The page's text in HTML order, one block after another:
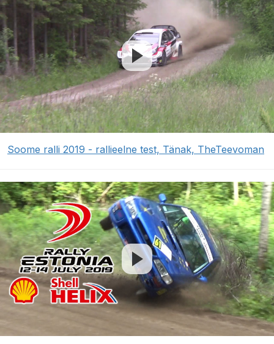
Soome ralli 2019 - rallieelne test, Tänak, TheTeevoman